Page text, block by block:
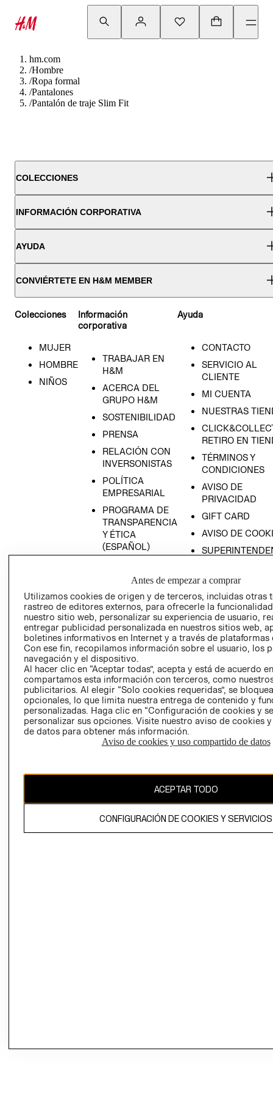
hm.com
/Hombre
/Ropa formal
/Pantalones
/Pantalón de traje Slim Fit
COLECCIONES
INFORMACIÓN CORPORATIVA
AYUDA
CONVIÉRTETE EN H&M MEMBER
Colecciones
MUJER
HOMBRE
NIÑOS
Información
corporativa
TRABAJAR EN
H&M
ACERCA DEL
GRUPO H&M
SOSTENIBILIDAD
PRENSA
RELACIÓN CON
INVERSONISTAS
POLÍTICA
EMPRESARIAL
PROGRAMA DE
TRANSPARENCIA
Y ÉTICA
(ESPAÑOL)
TRANSPARENCIA
Ayuda
CONTACTO
SERVICIO AL
CLIENTE
MI CUENTA
NUESTRAS
RETIRO EN
TÉRMINOS Y
CONDICIONES
AVISO DE
PRIVACIDAD
GIFT CARD
AVISO DE
PETICIONES
QUEJAS Y
RECLAMOS
Colombia ($)
CAMBIAR REGIÓN
El contenido de esta página web está protegido por copyright y es
propiedad de H&M Hennes & Mauritz AB.
Antes de empezar a comprar
Utilizamos cookies de origen y de terceros, incluidas otras
rastreo de editores externos, para ofrecerle la
nuestro sitio web, personalizar su experiencia de usuario,
entregar publicidad personalizada en nuestros sitios web,
boletines informativos en Internet y a través de plataformas
Con ese fin, recopilamos información sobre el usuario, los
navegación y el dispositivo.
Al hacer clic en “Aceptar todas”, acepta y está de acuerdo
compartamos esta información con terceros, como
publicitarios. Al elegir “Solo cookies requeridas”, se
opcionales, lo que limita nuestra entrega de contenido y
personalizadas. Haga clic en “Configuración de cookies y
personalizar sus opciones. Visite nuestro aviso de cookies
de datos para obtener más información.
Aviso de cookies y uso compartido de datos
ACEPTAR TODO
CONFIGURACIÓN DE COOKIES Y SERVICIOS